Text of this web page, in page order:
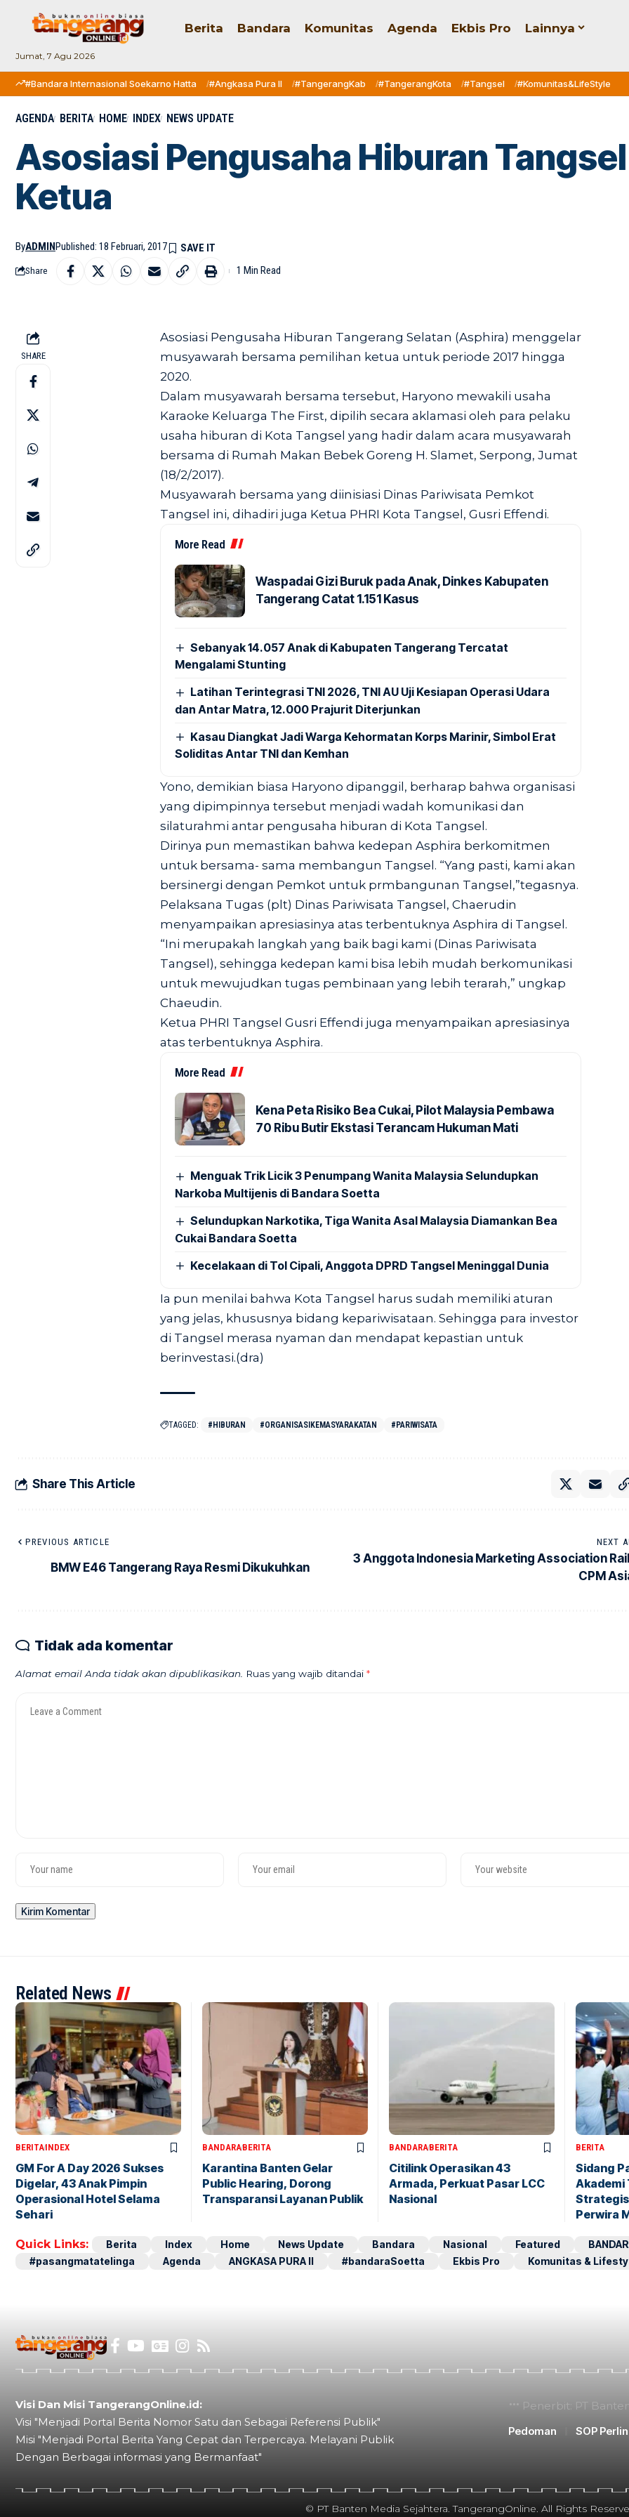
Jumat, 7 Agu 2026
Berita Bandara Komunitas Agenda Ekbis Pro Lainnya
#Bandara Internasional Soekarno Hatta #Angkasa Pura II #TangerangKab #TangerangKota #Tangsel #Komunitas&LifeStyle
AGENDA BERITA HOME INDEX NEWS UPDATE
​Asosiasi Pengusaha Hiburan
Ketua
ByADMINPublished: 18 Februari, 2017
Share 1 Min Read
SHARE
Asosiasi Pengusaha Hiburan Tangerang Selatan (Asphira) menggelar
musyawarah bersama pemilihan ketua untuk periode 2017 hingga
2020.
Dalam musyawarah bersama tersebut, Haryono mewakili usaha
Karaoke Keluarga The First, dipilih secara aklamasi oleh para pelaku
usaha hiburan di Kota Tangsel yang hadir dalam acara musyawarah
bersama di Rumah Makan Bebek Goreng H. Slamet, Serpong, Jumat
(18/2/2017).
Musyawarah bersama yang diinisiasi Dinas Pariwisata Pemkot
Tangsel ini, dihadiri juga Ketua PHRI Kota Tangsel, Gusri Effendi.
More Read
Waspadai Gizi Buruk pada Anak, Dinkes Kabupaten
Tangerang Catat 1.151 Kasus
Sebanyak 14.057 Anak di Kabupaten Tangerang Tercatat
Mengalami Stunting
Latihan Terintegrasi TNI 2026, TNI AU Uji Kesiapan Operasi Udara
dan Antar Matra, 12.000 Prajurit Diterjunkan
Kasau Diangkat Jadi Warga Kehormatan Korps Marinir, Simbol Erat
Soliditas Antar TNI dan Kemhan
Yono, demikian biasa Haryono dipanggil, berharap bahwa organisasi
yang dipimpinnya tersebut menjadi wadah komunikasi dan
silaturahmi antar pengusaha hiburan di Kota Tangsel.
Dirinya pun memastikan bahwa kedepan Asphira berkomitmen
untuk bersama- sama membangun Tangsel. “Yang pasti, kami akan
bersinergi dengan Pemkot untuk prmbangunan Tangsel,”tegasnya.
Pelaksana Tugas (plt) Dinas Pariwisata Tangsel, Chaerudin
menyampaikan apresiasinya atas terbentuknya Asphira di Tangsel.
“Ini merupakah langkah yang baik bagi kami (Dinas Pariwisata
Tangsel), sehingga kedepan kami bisa lebih mudah berkomunikasi
untuk mewujudkan tugas pembinaan yang lebih terarah,” ungkap
Chaeudin.
Ketua PHRI Tangsel Gusri Effendi juga menyampaikan apresiasinya
atas terbentuknya Asphira.
More Read
Kena Peta Risiko Bea Cukai, Pilot Malaysia Pembawa
70 Ribu Butir Ekstasi Terancam Hukuman Mati
Menguak Trik Licik 3 Penumpang Wanita Malaysia Selundupkan
Narkoba Multijenis di Bandara Soetta
Selundupkan Narkotika, Tiga Wanita Asal Malaysia Diamankan Bea
Cukai Bandara Soetta
Kecelakaan di Tol Cipali, Anggota DPRD Tangsel Meninggal Dunia
Ia pun menilai bahwa Kota Tangsel harus sudah memiliki aturan
yang jelas, khususnya bidang kepariwisataan. Sehingga para investor
di Tangsel merasa nyaman dan mendapat kepastian untuk
berinvestasi.(dra)
TAGGED: #HIBURAN #ORGANISASIKEMASYARAKATAN #PARIWISATA
Share This Article
PREVIOUS ARTICLE
BMW E46 Tangerang Raya Resmi Dikukuhkan
NEXT
3 Anggota Indonesia Marketing Association
CPM
Tidak ada komentar
Alamat email Anda tidak akan dipublikasikan. Ruas yang wajib ditandai *
Related News
BERITAINDEX
GM For A Day 2026 Sukses
Digelar, 43 Anak Pimpin
Operasional Hotel Selama
Sehari
BANDARABERITA
Karantina Banten Gelar
Public Hearing, Dorong
Transparansi Layanan Publik
BANDARABERITA
Citilink Operasikan 43
Armada, Perkuat Pasar LCC
Nasional
BERITA
Sidang
Akademi
Perwira
Quick Links: Berita Index Home News Update Bandara Nasional Featured
#pasangmatatelinga
Agenda ANGKASA PURA II #bandaraSoetta Ekbis Pro Komunitas &
Visi Dan Misi TangerangOnline.id:
Visi "Menjadi Portal Berita Nomor Satu dan Sebagai Referensi Publik"
Misi "Menjadi Portal Berita Yang Cepat dan Terpercaya. Melayani Publik
Dengan Berbagai informasi yang Bermanfaat"
Penerbit: PT
Pedoman
SOP
© PT Banten Media Sejahtera. TangerangOnline. All Rights